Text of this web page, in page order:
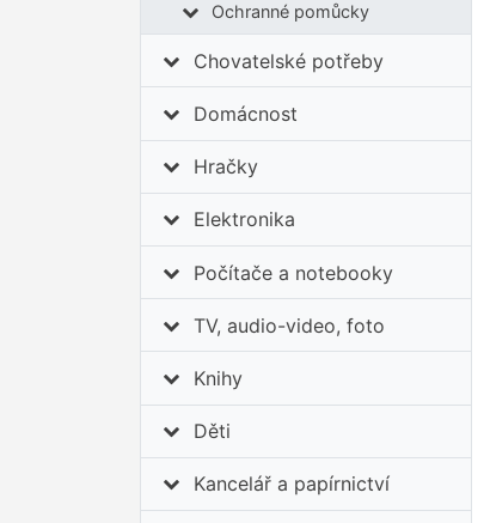
Ochranné pomůcky
Chovatelské potřeby
Domácnost
Hračky
Elektronika
Počítače a notebooky
TV, audio-video, foto
Knihy
Děti
Kancelář a papírnictví